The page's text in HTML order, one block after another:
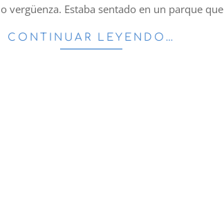
vergüenza. Estaba sentado en un parque que
CONTINUAR LEYENDO…